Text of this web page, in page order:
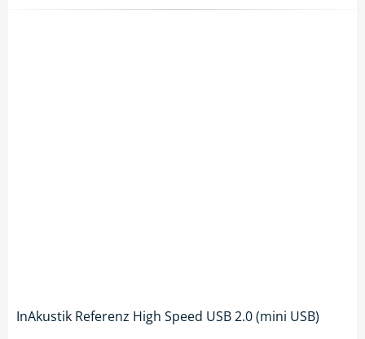
InAkustik Referenz High Speed USB 2.0 (mini USB)